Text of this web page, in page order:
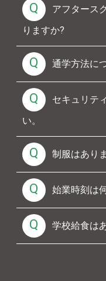
Q
アフタース
りますか?
Q 通学方法に
Q
セキュリテ
い。
Q 制服はあり
Q 始業時刻は
Q 学校給食は